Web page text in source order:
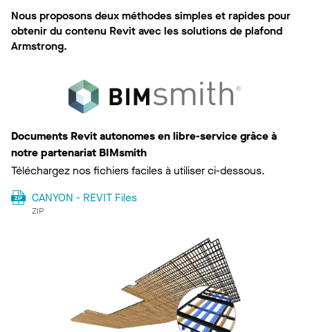
Nous proposons deux méthodes simples et rapides pour
obtenir du contenu Revit avec les solutions de plafond
Armstrong.
Documents Revit autonomes en libre-service grâce à
notre partenariat BIMsmith
Téléchargez nos fichiers faciles à utiliser ci-dessous.
CANYON - REVIT Files
ZIP